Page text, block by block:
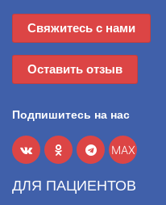
Свяжитесь с нами
Оставить отзыв
Подпишитесь на нас
MAX
ДЛЯ ПАЦИЕНТОВ